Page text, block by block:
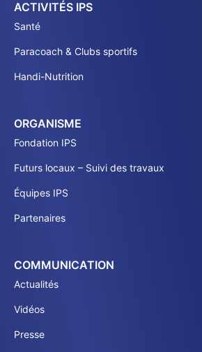
ACTIVITÉS IPS
Santé
Paracoach & Clubs sportifs
Handi-Nutrition
ORGANISME
Fondation IPS
Futurs locaux – Suivi des travaux
Équipes IPS
Partenaires
COMMUNICATION
Actualités
Vidéos
Presse